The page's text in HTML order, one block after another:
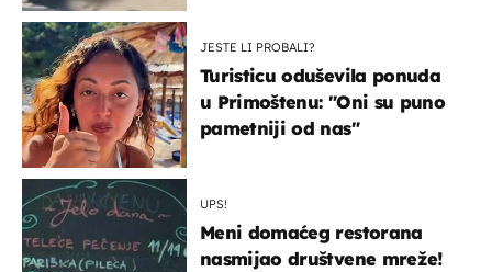
JESTE LI PROBALI?
Turisticu oduševila ponuda
u Primoštenu: "Oni su puno
pametniji od nas"
UPS!
Meni domaćeg restorana
nasmijao društvene mreže!